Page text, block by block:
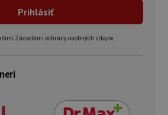
Zásadami ochrany osobných údajov.